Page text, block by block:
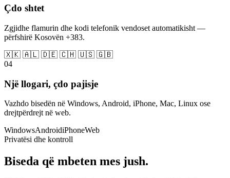
Çdo shtet
Zgjidhe flamurin dhe kodi telefonik vendoset automatikisht —
përfshirë Kosovën +383.
🇽🇰 🇦🇱 🇩🇪 🇨🇭 🇺🇸 🇬🇧
04
Një llogari, çdo pajisje
Vazhdo bisedën në Windows, Android, iPhone, Mac, Linux ose
drejtpërdrejt në web.
WindowsAndroidiPhoneWeb
Privatësi dhe kontroll
Biseda që mbeten mes jush.